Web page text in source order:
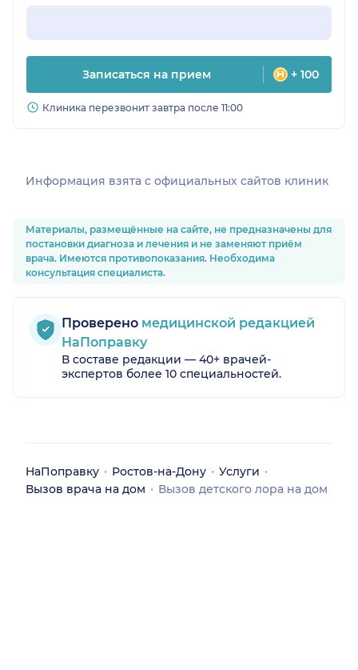
Записаться на прием + 100
Клиника перезвонит завтра после 11:00
Информация взята c официальных сайтов клиник
Материалы, размещённые на сайте, не предназначены для
постановки диагноза и лечения и не заменяют приём
врача. Имеются противопоказания. Необходима
консультация специалиста.
Проверено медицинской редакцией
НаПоправку
В составе редакции — 40+ врачей-
экспертов более 10 специальностей.
НаПоправку Ростов-на-Дону
Услуги
Вызов врача на дом
Вызов детского лора на дом